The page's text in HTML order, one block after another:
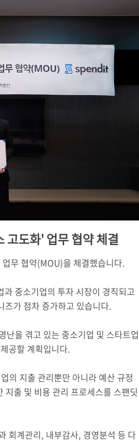
고도화' 업무 협약 체결
무 협약(MOU)을 체결했습니다.
중소기업의 투자 시장이 경직되고
즈가 점차 증가하고 있습니다.
난을 겪고 있는 중소기업 및 스타트업
공할 계획입니다.
의 지출 관리뿐만 아니라 예산 규정
출 및 비용 관리 프로세스를 스팬딧
회계관리, 내부감사, 경영분석 등 다